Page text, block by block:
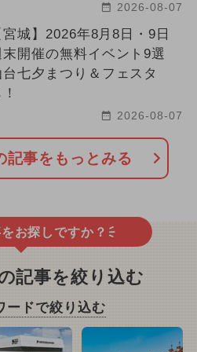
2026-08-07
宮城】2026年8月8日・9日
末開催の無料イベント9選
台七夕まつり＆フェスタ
2026-08-07
記事をもっとみる
お探しですか？
記事を絞り込む
ードで絞り込む